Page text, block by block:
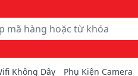
Không Dây Phụ Kiện Camera